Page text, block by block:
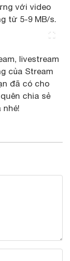
với video
từ 5-9 MB/s.
livestream
của Stream
đã có cho
chia sẻ